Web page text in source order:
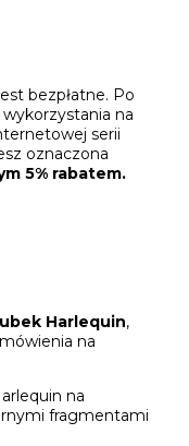
bezpłatne. Po
wykorzystania na
serii
oznaczona
5% rabatem.
Harlequin,
na
na
fragmentami